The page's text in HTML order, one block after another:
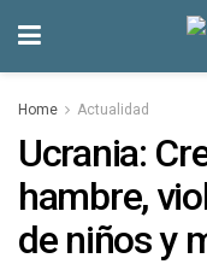
Home Actualidad
Ucrania:
hambre,
de niños y